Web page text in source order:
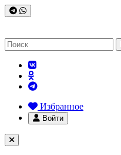
Избранное
Войти